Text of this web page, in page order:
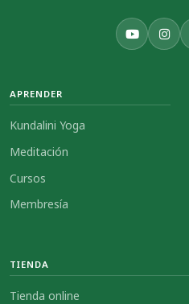
APRENDER
Kundalini Yoga
Meditación
Cursos
Membresía
TIENDA
Tienda online